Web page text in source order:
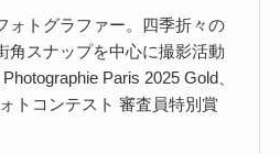
ォトグラファー。四季折々の
角スナップを中心に撮影活動
Paris 2025 Gold、
トコンテスト 審査員特別賞